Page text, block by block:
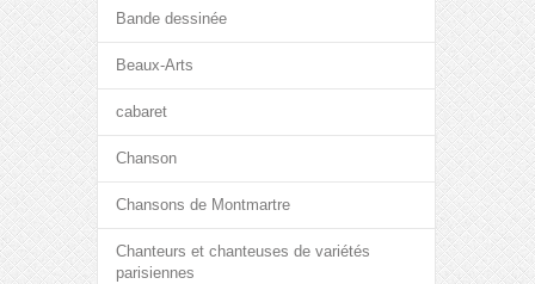
Bande dessinée
Beaux-Arts
cabaret
Chanson
Chansons de Montmartre
Chanteurs et chanteuses de variétés
parisiennes